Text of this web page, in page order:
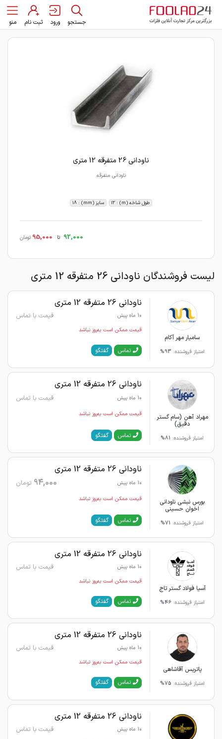
جستجو ورود ثبت نام منو
ناودانی 26 متفرقه 12 متری
ناودانی متفرقه
طول شاخه (m) : 12 سایز (mm) : 18
92,000 تا 95,000 تومان
لیست فروشندگان ناودانی 26 متفرقه 12 متری
سامیار مهر آکام
امتیاز فروشنده: 93%
ناودانی 26 متفرقه 12 متری
10 ماه پیش قیمت با تماس
قیمت ممکن است به‌روز نباشد
تماس گفتگو
مهراد آهن (سام گستر
دقیق)
امتیاز فروشنده: 81%
ناودانی 26 متفرقه 12 متری
10 ماه پیش قیمت با تماس
قیمت ممکن است به‌روز نباشد
تماس گفتگو
بورس نبشی ناودانی
اخوان حسینی
امتیاز فروشنده: 71%
ناودانی 26 متفرقه 12 متری
10 ماه پیش 94,000 تومان
قیمت ممکن است به‌روز نباشد
تماس گفتگو
آسیا فولاد گستر تاج
امتیاز فروشنده:46%
ناودانی 26 متفرقه 12 متری
10 ماه پیش قیمت با تماس
قیمت ممکن است به‌روز نباشد
تماس گفتگو
پاتریس آقاشاهی
امتیاز فروشنده: 75%
ناودانی 26 متفرقه 12 متری
10 ماه پیش قیمت با تماس
قیمت ممکن است به‌روز نباشد
تماس گفتگو
ناودانی 26 متفرقه 12 متری
10 ماه پیش قیمت با تماس